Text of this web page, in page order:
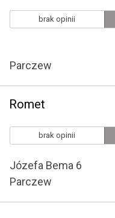
brak opinii
Parczew
Romet
brak opinii
Józefa Bema 6
Parczew